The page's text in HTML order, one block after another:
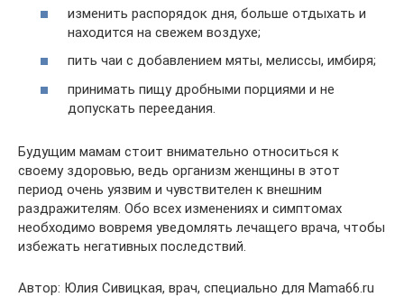
изменить распорядок дня, больше отдыхать и
находится на свежем воздухе;
пить чаи с добавлением мяты, мелиссы, имбиря;
принимать пищу дробными порциями и не
допускать переедания.
Будущим мамам стоит внимательно относиться к
своему здоровью, ведь организм женщины в этот
период очень уязвим и чувствителен к внешним
раздражителям. Обо всех изменениях и симптомах
необходимо вовремя уведомлять лечащего врача, чтобы
избежать негативных последствий.
Автор: Юлия Сивицкая, врач, специально для Mama66.ru